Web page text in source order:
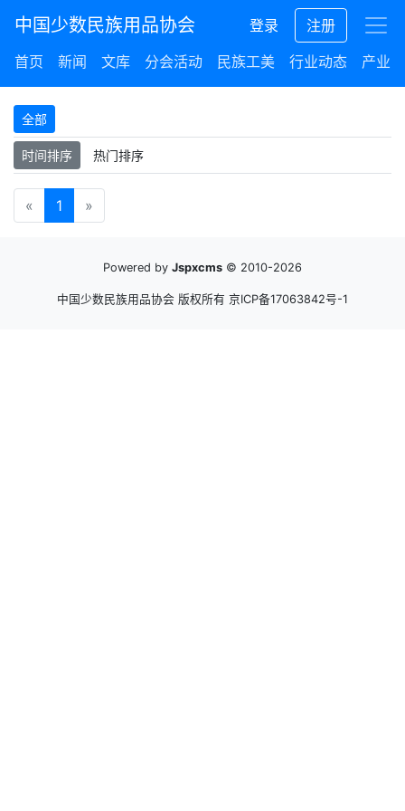
中国少数民族用品协会 登录
注册
首页
新闻 文库 分会活动 民族工美 行业动态 产业
全部
时间排序 热门排序
« 1 »
Powered by Jspxcms © 2010-2026
中国少数民族用品协会 版权所有 京ICP备17063842号-1